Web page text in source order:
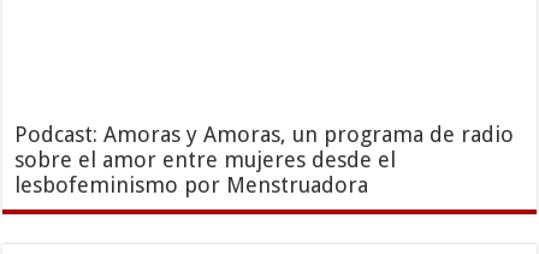
Podcast: Amoras y Amoras, un programa de radio
sobre el amor entre mujeres desde el
lesbofeminismo por Menstruadora